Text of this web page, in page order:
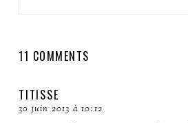
11 COMMENTS
TITISSE
30 juin 2013 à 10:12